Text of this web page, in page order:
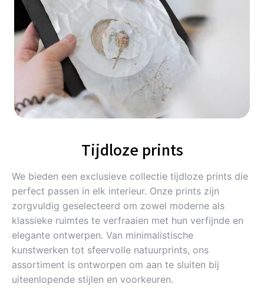
Tijdloze prints
We bieden een exclusieve collectie tijdloze prints die
perfect passen in elk interieur. Onze prints zijn
zorgvuldig geselecteerd om zowel moderne als
klassieke ruimtes te verfraaien met hun verfijnde en
elegante ontwerpen. Van minimalistische
kunstwerken tot sfeervolle natuurprints, ons
assortiment is ontworpen om aan te sluiten bij
uiteenlopende stijlen en voorkeuren.